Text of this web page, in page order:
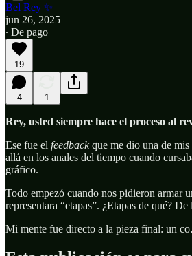
Bel Rey ✨
jun 26, 2025
∙ De pago
19
4 1
Rey, usted siempre hace el proceso al
Ese fue el feedbackque me dio una de mis
allá en los anales del tiempo cuando
gráfico.
Todo empezó cuando nos pidieron armar
representara “etapas”. ¿Etapas de qué?
Mi mente fue directo a la pieza final: un